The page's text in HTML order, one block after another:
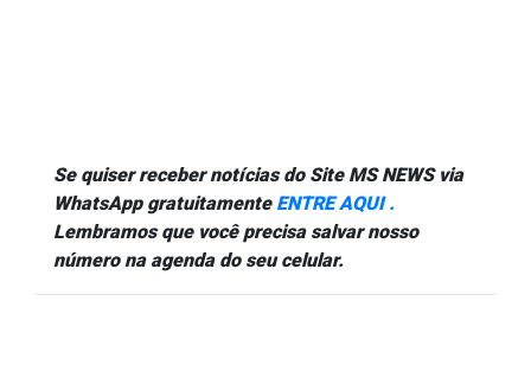
Se quiser receber notícias do Site MS NEWS via
WhatsApp gratuitamente ENTRE AQUI .
Lembramos que você precisa salvar nosso
número na agenda do seu celular.